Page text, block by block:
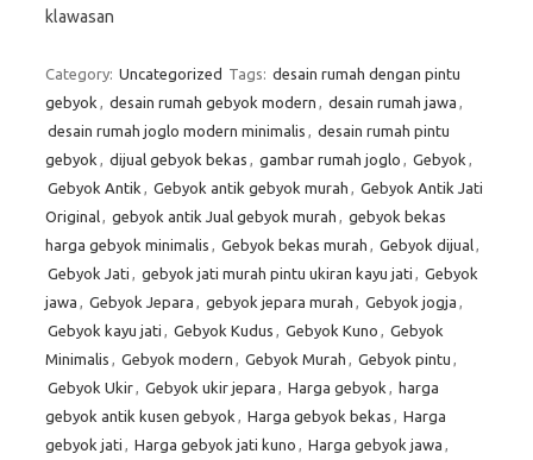
klawasan
Category: Uncategorized Tags: desain rumah dengan pintu
gebyok , desain rumah gebyok modern , desain rumah jawa ,
desain rumah joglo modern minimalis , desain rumah pintu
gebyok , dijual gebyok bekas , gambar rumah joglo , Gebyok ,
Gebyok Antik , Gebyok antik gebyok murah , Gebyok Antik Jati
Original, gebyok antik Jual gebyok murah , gebyok bekas
harga gebyok minimalis , Gebyok bekas murah , Gebyok dijual,
Gebyok Jati , gebyok jati murah pintu ukiran kayu jati , Gebyok
jawa , Gebyok Jepara , gebyok jepara murah , Gebyok jogja ,
Gebyok kayu jati , Gebyok Kudus , Gebyok Kuno , Gebyok
Minimalis , Gebyok modern , Gebyok Murah , Gebyok pintu ,
Gebyok Ukir, Gebyok ukir jepara , Harga gebyok , harga
gebyok antik kusen gebyok , Harga gebyok bekas , Harga
gebyok jati , Harga gebyok jati kuno , Harga gebyok jawa ,